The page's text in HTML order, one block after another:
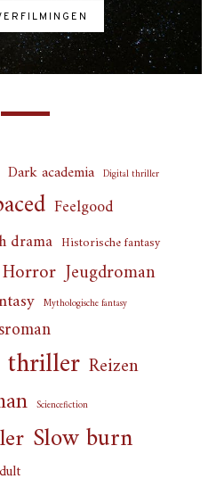
Dark academia Digital thriller
Feelgood
drama Historische fantasy
Horror Jeugdroman
Mythologische fantasy
thriller Reizen
Sciencefiction
Slow burn